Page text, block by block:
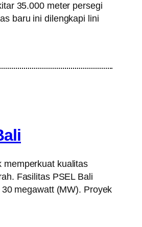
35.000 meter persegi
baru ini dilengkapi lini
memperkuat kualitas
Fasilitas PSEL Bali
megawatt (MW). Proyek